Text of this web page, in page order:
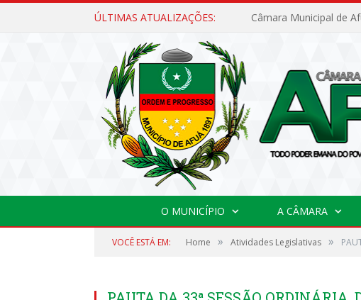
ÚLTIMAS ATUALIZAÇÕES:
O MUNICÍPIO A CÂMARA
VOCÊ ESTÁ EM: Home » Atividades Legislativas »